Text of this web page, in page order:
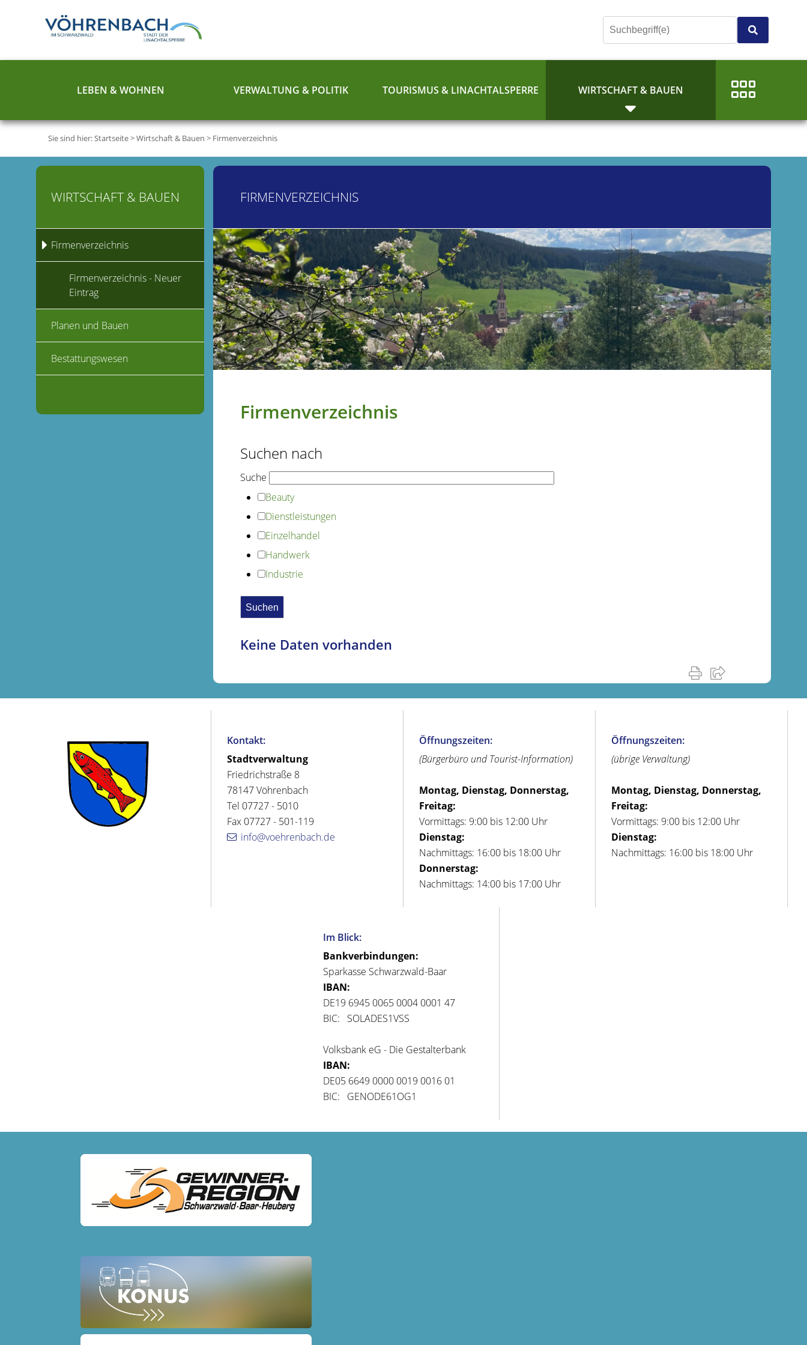
LEBEN & WOHNEN VERWALTUNG & POLITIK TOURISMUS & LINACHTALSPERRE WIRTSCHAFT & BAUEN
Sie sind hier:Startseite>Wirtschaft & Bauen > Firmenverzeichnis
FIRMENVERZEICHNIS
Firmenverzeichnis
Suchen nach
Suche
Beauty
Dienstleistungen
Einzelhandel
Handwerk
Industrie
Keine Daten vorhanden
WIRTSCHAFT & BAUEN
Firmenverzeichnis
Firmenverzeichnis - Neuer
Eintrag
Planen und Bauen
Bestattungswesen
Kontakt:
Stadtverwaltung
Friedrichstraße 8
78147 Vöhrenbach
Tel 07727 - 5010
Fax 07727 - 501-119
info@voehrenbach.de
Öffnungszeiten:
(Bürgerbüro und Tourist-Information)
Montag, Dienstag, Donnerstag,
Freitag:
Vormittags: 9:00 bis 12:00 Uhr
Dienstag:
Nachmittags: 16:00 bis 18:00 Uhr
Donnerstag:
Nachmittags: 14:00 bis 17:00 Uhr
Öffnungszeiten:
(übrige Verwaltung)
Montag, Dienstag, Donnerstag,
Freitag:
Vormittags: 9:00 bis 12:00 Uhr
Dienstag:
Nachmittags: 16:00 bis 18:00 Uhr
Im Blick:
Bankverbindungen:
Sparkasse Schwarzwald-Baar
IBAN:
DE19 6945 0065 0004 0001 47
BIC: SOLADES1VSS
Volksbank eG - Die Gestalterbank
IBAN:
DE05 6649 0000 0019 0016 01
BIC: GENODE61OG1